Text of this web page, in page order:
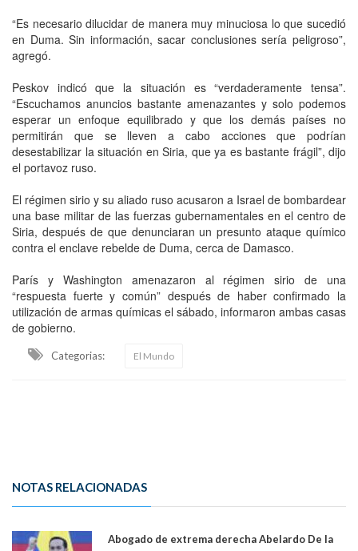
“Es necesario dilucidar de manera muy minuciosa lo que sucedió
en Duma. Sin información, sacar conclusiones sería peligroso”,
agregó.
Peskov indicó que la situación es “verdaderamente tensa”.
“Escuchamos anuncios bastante amenazantes y solo podemos
esperar un enfoque equilibrado y que los demás países no
permitirán que se lleven a cabo acciones que podrían
desestabilizar la situación en Siria, que ya es bastante frágil”, dijo
el portavoz ruso.
El régimen sirio y su aliado ruso acusaron a Israel de bombardear
una base militar de las fuerzas gubernamentales en el centro de
Siria, después de que denunciaran un presunto ataque químico
contra el enclave rebelde de Duma, cerca de Damasco.
París y Washington amenazaron al régimen sirio de una
“respuesta fuerte y común” después de haber confirmado la
utilización de armas químicas el sábado, informaron ambas casas
de gobierno.
Categorias: El Mundo
NOTAS RELACIONADAS
Abogado de extrema derecha Abelardo De la